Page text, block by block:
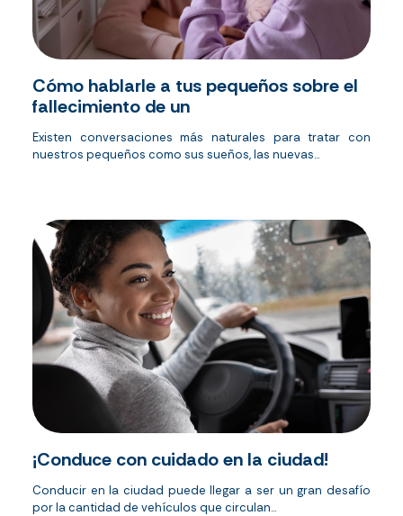
Cómo hablarle a tus pequeños sobre el
fallecimiento de un
Existen conversaciones más naturales para tratar con
nuestros pequeños como sus sueños, las nuevas...
¡Conduce con cuidado en la ciudad!
Conducir en la ciudad puede llegar a ser un gran desafío
por la cantidad de vehículos que circulan...